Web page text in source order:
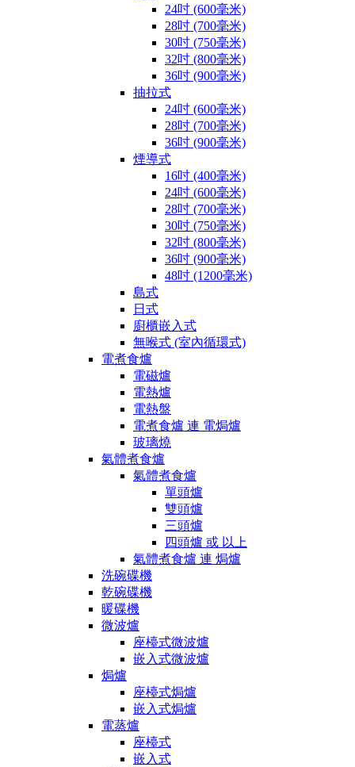
24吋 (600毫米)
28吋 (700毫米)
30吋 (750毫米)
32吋 (800毫米)
36吋 (900毫米)
抽拉式
24吋 (600毫米)
28吋 (700毫米)
36吋 (900毫米)
煙導式
16吋 (400毫米)
24吋 (600毫米)
28吋 (700毫米)
30吋 (750毫米)
32吋 (800毫米)
36吋 (900毫米)
48吋 (1200毫米)
島式
日式
廚櫃嵌入式
無喉式 (室內循環式)
電煮食爐
電磁爐
電熱爐
電熱盤
電煮食爐 連 電焗爐
玻璃燒
氣體煮食爐
氣體煮食爐
單頭爐
雙頭爐
三頭爐
四頭爐 或 以上
氣體煮食爐 連 焗爐
洗碗碟機
乾碗碟機
暖碟機
微波爐
座檯式微波爐
嵌入式微波爐
焗爐
座檯式焗爐
嵌入式焗爐
電蒸爐
座檯式
嵌入式